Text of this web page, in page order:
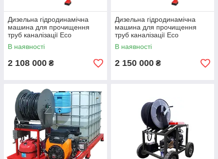
Дизельна гідродинамічна
машина для прочищення
труб каналізації Eco
1601875DS
В наявності
2 108 000 ₴
Дизельна гідродинамічна
машина для прочищення
труб каналізації Eco
1602096DS
В наявності
2 150 000 ₴